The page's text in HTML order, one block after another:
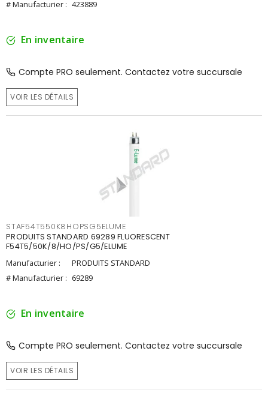
# Manufacturier : 423889
En inventaire
Compte PRO seulement. Contactez votre succursale
VOIR LES DÉTAILS
STAF54T550K8HOPSG5ELUME
PRODUITS STANDARD 69289 FLUORESCENT
F54T5/50K/8/HO/PS/G5/ELUME
Manufacturier :
PRODUITS STANDARD
# Manufacturier : 69289
En inventaire
Compte PRO seulement. Contactez votre succursale
VOIR LES DÉTAILS